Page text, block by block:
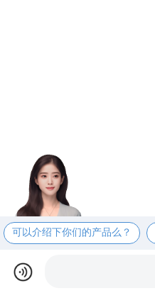
可以介绍下你们的产品么？